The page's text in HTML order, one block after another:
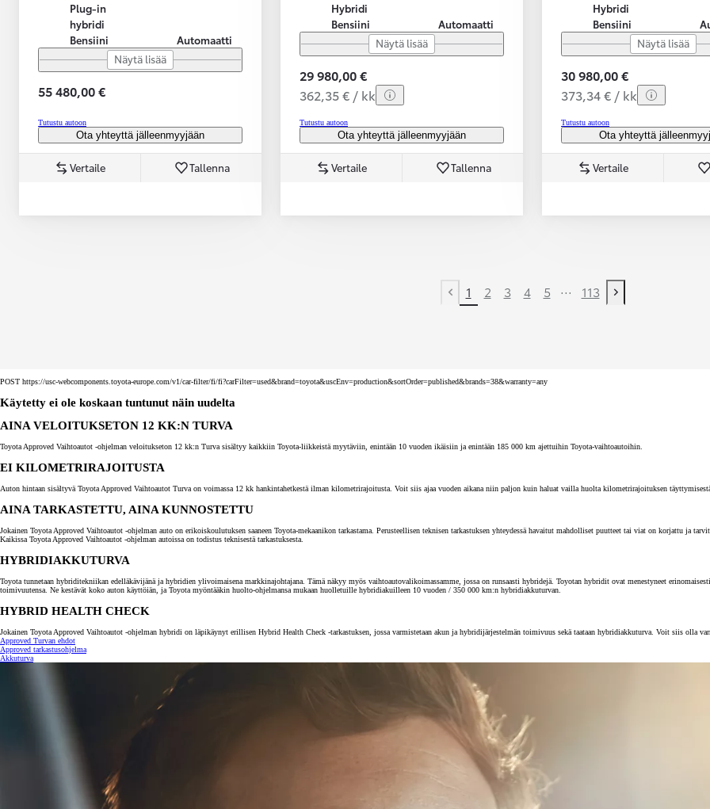
Alkaen
tai kuukausierä
Plug-in
hybridi
Bensiini
Automaatti
Näytä lisää
55 480,00 €
Tutustu autoon
Ota yhteyttä jälleenmyyjään
Vertaile Tallenna
Hybridi
Bensiini
Automaatti
Näytä lisää
29 980,00 €
362,35 € / kk
Tutustu autoon
Ota yhteyttä jälleenmyyjään
Vertaile Tallenna
Hybridi
Bensiini
Näytä lisää
30 980,00 €
373,34 € / kk
Tutustu autoon
Ota yhteyttä
Vertaile
Previous page
1 2 3 4 5 ... 113
Next page
POST https://usc-webcomponents.toyota-europe.com/v1/car-filter/fi/fi?carFilter=used&brand=toyota&uscEnv=production&sortOrder=published&brands=38&warranty=any
Käytetty ei ole koskaan tuntunut näin uudelta
AINA VELOITUKSETON 12 KK:N TURVA
Toyota Approved Vaihtoautot -ohjelman veloitukseton 12 kk:n Turva sisältyy kaikkiin Toyota-liikkeistä myytäviin, enintään 10 vuoden ikäisiin ja enintään 185 000 km ajettuihin Toyota-vaihtoautoihin.
EI KILOMETRIRAJOITUSTA
Auton hintaan sisältyvä Toyota Approved Vaihtoautot Turva on voimassa 12 kk hankintahetkestä ilman kilometrirajoitusta. Voit siis ajaa vuoden aikana niin paljon kuin haluat vailla huolta kilometrirajoituksen
AINA TARKASTETTU, AINA KUNNOSTETTU
Jokainen Toyota Approved Vaihtoautot -ohjelman auto on erikoiskoulutuksen saaneen Toyota-mekaanikon tarkastama. Perusteellisen teknisen tarkastuksen yhteydessä havaitut mahdolliset puutteet tai viat on korjattu ja
Kaikissa Toyota Approved Vaihtoautot -ohjelman autoissa on todistus teknisestä tarkastuksesta.
HYBRIDIAKKUTURVA
Toyota tunnetaan hybriditekniikan edelläkävijänä ja hybridien ylivoimaisena markkinajohtajana. Tämä näkyy myös vaihtoautovalikoimassamme, jossa on runsaasti hybridejä. Toyotan hybridit ovat menestyneet
toimivuutensa. Ne kestävät koko auton käyttöiän, ja Toyota myöntääkin huolto-ohjelmansa mukaan huolletuille hybridiakuilleen 10 vuoden / 350 000 km:n hybridiakkuturvan.
HYBRID HEALTH CHECK
Jokainen Toyota Approved Vaihtoautot -ohjelman hybridi on läpikäynyt erillisen Hybrid Health Check -tarkastuksen, jossa varmistetaan akun ja hybridijärjestelmän toimivuus sekä taataan hybridiakkuturva. Voit siis olla
Approved Turvan ehdot
Approved tarkastusohjelma
Akkuturva